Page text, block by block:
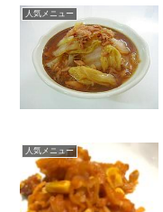
人気メニュー
人気メニュー